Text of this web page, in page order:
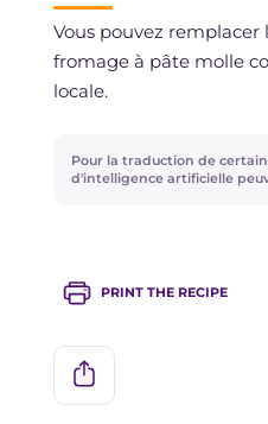
Vous pouvez
fromage à pâte molle
locale.
Pour la traduction de
d'intelligence artificielle
PRINT THE RECIPE